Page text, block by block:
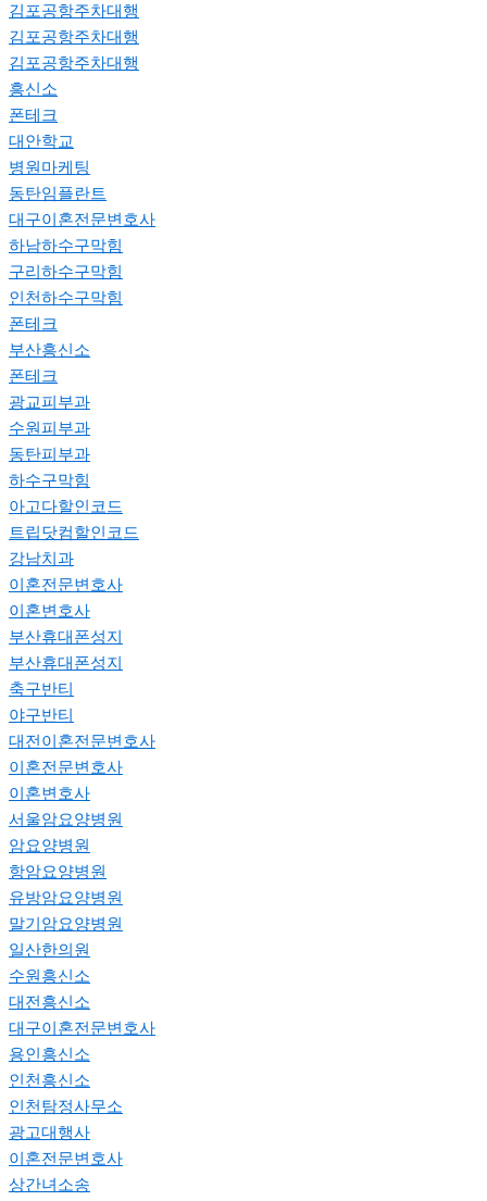
김포공항주차대행
김포공항주차대행
김포공항주차대행
흥신소
폰테크
대안학교
병원마케팅
동탄임플란트
대구이혼전문변호사
하남하수구막힘
구리하수구막힘
인천하수구막힘
폰테크
부산흥신소
폰테크
광교피부과
수원피부과
동탄피부과
하수구막힘
아고다할인코드
트립닷컴할인코드
강남치과
이혼전문변호사
이혼변호사
부산휴대폰성지
부산휴대폰성지
축구반티
야구반티
대전이혼전문변호사
이혼전문변호사
이혼변호사
서울암요양병원
암요양병원
항암요양병원
유방암요양병원
말기암요양병원
일산한의원
수원흥신소
대전흥신소
대구이혼전문변호사
용인흥신소
인천흥신소
인천탐정사무소
광고대행사
이혼전문변호사
상간녀소송